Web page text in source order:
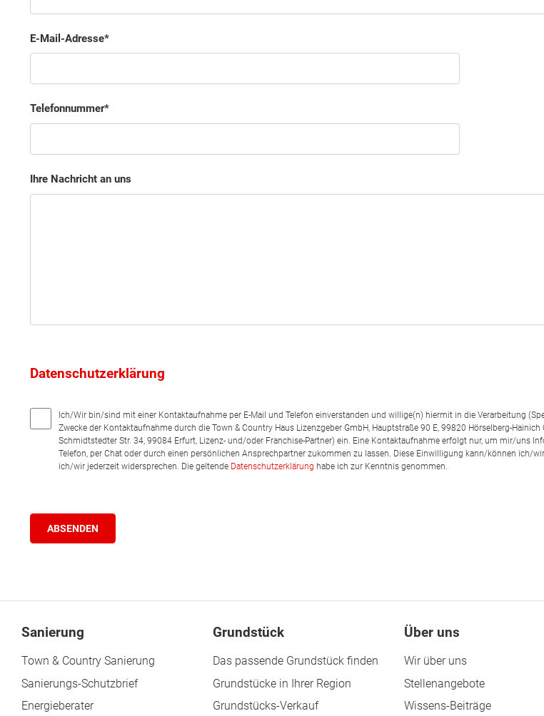
E-Mail-Adresse
Telefonnummer
Ihre Nachricht an uns
Datenschutzerklärung
Ich/Wir bin/sind mit einer Kontaktaufnahme per E-Mail und Telefon einverstanden und willige(n) hiermit in die Verarbeitung
Zwecke der Kontaktaufnahme durch die Town & Country Haus Lizenzgeber GmbH, Hauptstraße 90 E, 99820 Hörselberg-
Schmidtstedter Str. 34, 99084 Erfurt, Lizenz- und/oder Franchise-Partner) ein. Eine Kontaktaufnahme erfolgt nur, um mir/uns
Telefon, per Chat oder durch einen persönlichen Ansprechpartner zukommen zu lassen. Diese Einwilligung kann/können ich/
ich/wir jederzeit widersprechen. Die geltende Datenschutzerklärung habe ich zur Kenntnis genommen.
Sanierung
Town & Country Sanierung
Sanierungs-Schutzbrief
Energieberater
Grundstück
Das passende Grundstück finden
Grundstücke in Ihrer Region
Grundstücks-Verkauf
Über uns
Wir über uns
Stellenangebote
Wissens-Beiträge